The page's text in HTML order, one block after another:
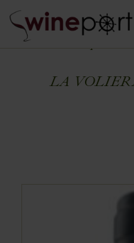
Home
LA